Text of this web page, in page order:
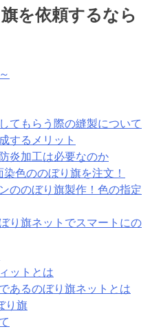
を依頼するなら
てもらう際の縫製について
するメリット
炎加工は必要なのか
色ののぼり旗を注文！
ののぼり旗製作！色の指定
り旗ネットでスマートにの
ットとは
あるのぼり旗ネットとは
り旗